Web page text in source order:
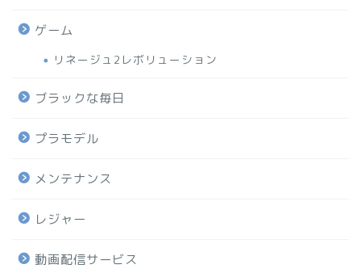
ゲーム
リネージュ2レボリューション
ブラックな毎日
プラモデル
メンテナンス
レジャー
動画配信サービス